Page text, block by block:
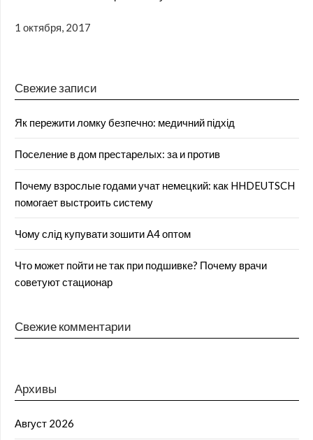
1 октября, 2017
Свежие записи
Як пережити ломку безпечно: медичний підхід
Поселение в дом престарелых: за и против
Почему взрослые годами учат немецкий: как HHDEUTSCH
помогает выстроить систему
Чому слід купувати зошити А4 оптом
Что может пойти не так при подшивке? Почему врачи
советуют стационар
Свежие комментарии
Архивы
Август 2026